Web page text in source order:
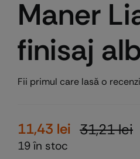
Maner
finisaj
Fii primul care lasă o
31,21lei
11,43 lei
19 în stoc